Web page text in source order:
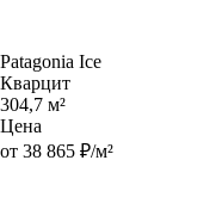
Patagonia Ice
Кварцит
304,7 м²
Цена
от 38 865 ₽/м²